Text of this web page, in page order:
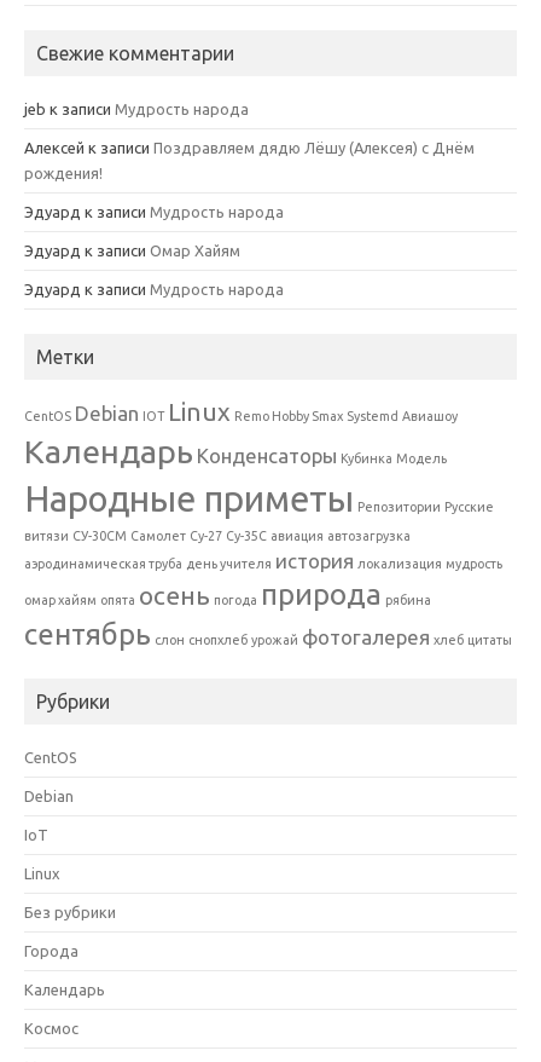
Свежие комментарии
jeb к записи Мудрость народа
Алексей к записи Поздравляем дядю Лёшу (Алексея) с Днём
рождения!
Эдуард к записи Мудрость народа
Эдуард к записи Омар Хайям
Эдуард к записи Мудрость народа
Метки
CentOS Debian IOT Linux Remo Hobby Smax Systemd Авиашоу
Календарь Конденсаторы Кубинка Модель
Народные приметы Репозитории Русские
витязи СУ-30СМ Самолет Су-27 Су-35С авиация автозагрузка
аэродинамическая труба день учителя история локализация мудрость
омар хайям опята осень погода природа рябина
сентябрь слон снопхлеб урожай фотогалерея хлеб цитаты
Рубрики
CentOS
Debian
IoT
Linux
Без рубрики
Города
Календарь
Космос